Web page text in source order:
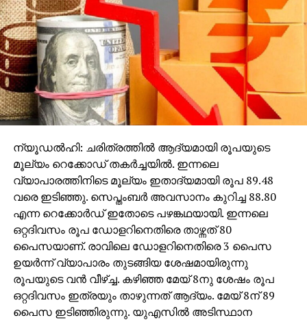
ന്യൂഡല്‍ഹി: ചരിത്രത്തില്‍ ആദ്യമായി രൂപയുടെ
മൂല്യം റെക്കോഡ് തകര്‍ച്ചയില്‍. ഇന്നലെ
വ്യാപാരത്തിനിടെ മൂല്യം ഇതാദ്യമായി രൂപ 89.48
വരെ ഇടിഞ്ഞു. സെപ്തംബര്‍ അവസാനം കുറിച്ച 88.80
എന്ന റെക്കോര്‍ഡ് ഇതോടെ പഴങ്കഥയായി. ഇന്നലെ
ഒറ്റദിവസം രൂപ ഡോളറിനെതിരെ താഴ്ന്നത് 80
പൈസയാണ്. രാവിലെ ഡോളറിനെതിരെ 3 പൈസ
ഉയര്‍ന്ന് വ്യാപാരം തുടങ്ങിയ ശേഷമായിരുന്നു
രൂപയുടെ വന്‍ വീഴ്ച്ച. കഴിഞ്ഞ മേയ് 8നു ശേഷം രൂപ
ഒറ്റദിവസം ഇത്രയും താഴുന്നത് ആദ്യം. മേയ് 8ന് 89
പൈസ ഇടിഞ്ഞിരുന്നു. യുഎസില്‍ അടിസ്ഥാന